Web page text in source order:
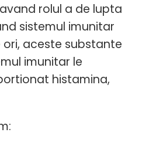
rolul a de lupta
sistemul imunitar
aceste substante
imunitar le
histamina,